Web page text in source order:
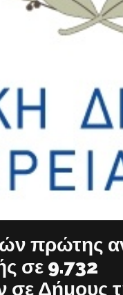
πρώτης
σε 9.732
σε Δήμους